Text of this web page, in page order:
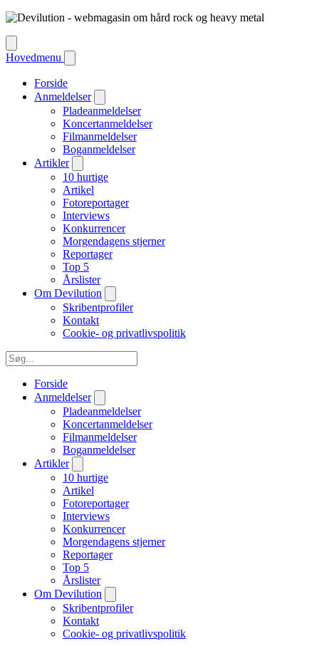
Hovedmenu
Forside
Anmeldelser
Pladeanmeldelser
Koncertanmeldelser
Filmanmeldelser
Boganmeldelser
Artikler
10 hurtige
Artikel
Fotoreportager
Interviews
Konkurrencer
Morgendagens stjerner
Reportager
Top 5
Årslister
Om Devilution
Skribentprofiler
Kontakt
Cookie- og privatlivspolitik
Forside
Anmeldelser
Pladeanmeldelser
Koncertanmeldelser
Filmanmeldelser
Boganmeldelser
Artikler
10 hurtige
Artikel
Fotoreportager
Interviews
Konkurrencer
Morgendagens stjerner
Reportager
Top 5
Årslister
Om Devilution
Skribentprofiler
Kontakt
Cookie- og privatlivspolitik